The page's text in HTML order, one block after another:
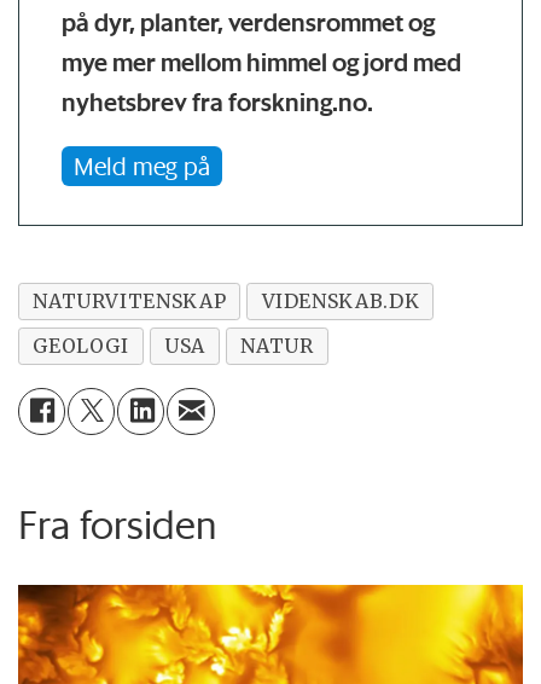
på dyr, planter, verdensrommet og
mye mer mellom himmel og jord med
nyhetsbrev fra forskning.no.
Meld meg på
NATURVITENSKAP
VIDENSKAB.DK
GEOLOGI
USA NATUR
Fra forsiden